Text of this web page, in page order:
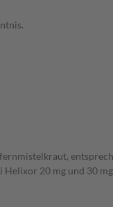
20 mg und 30